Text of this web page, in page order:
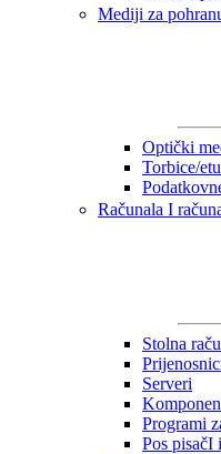
Mediji za
Optički
Torbice/
Računala I
Stolna
Serveri
Programi
Pos pisačI